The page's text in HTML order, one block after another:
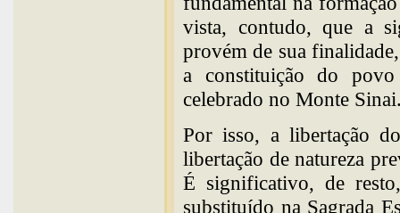
vista, contudo, que a
provém de sua
a constituição do
celebrado no Monte
Por isso, a libertação
libertação de natureza
É significativo, de
substituído na Sagrada